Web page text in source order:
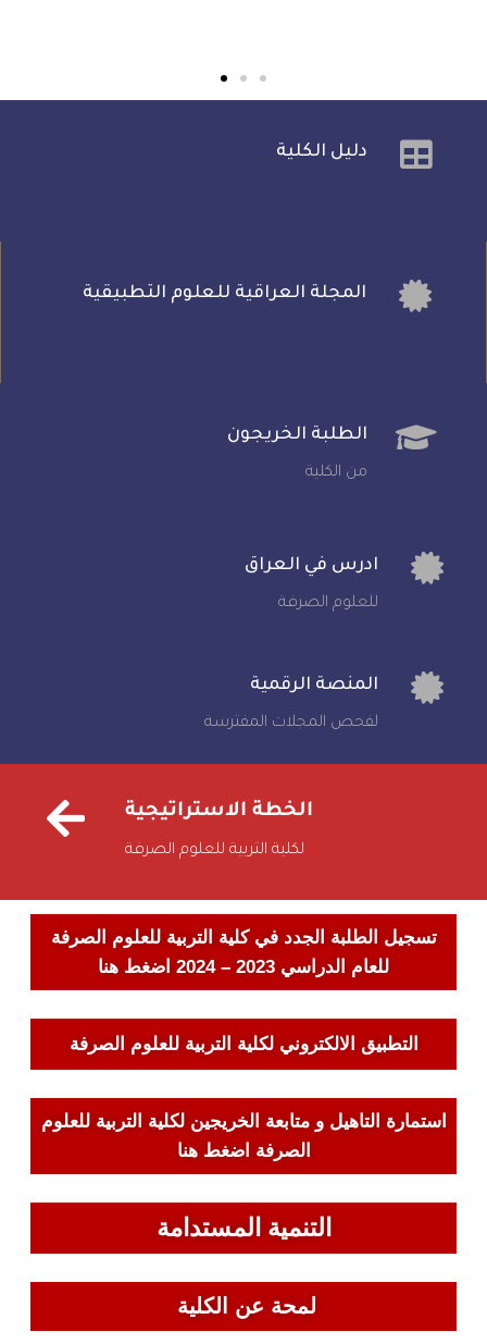
دليل الكلية
المجلة العراقية للعلوم التطبيقية
الطلبة الخريجون
من الكلية
ادرس في العراق
للعلوم الصرفة
المنصة الرقمية
لفحص المجلات المفترسة
الخطة الاستراتيجية
لكلية التربية للعلوم الصرفة
تسجيل الطلبة الجدد في كلية التربية للعلوم الصرفة
للعام الدراسي 2023 – 2024
اضغط هنا
التطبيق الالكتروني لكلية التربية للعلوم الصرفة
استمارة التاهيل و متابعة الخريجين لكلية التربية للعلوم
الصرفة اضغط هنا
التنمية المستدامة
لمحة عن الكلية